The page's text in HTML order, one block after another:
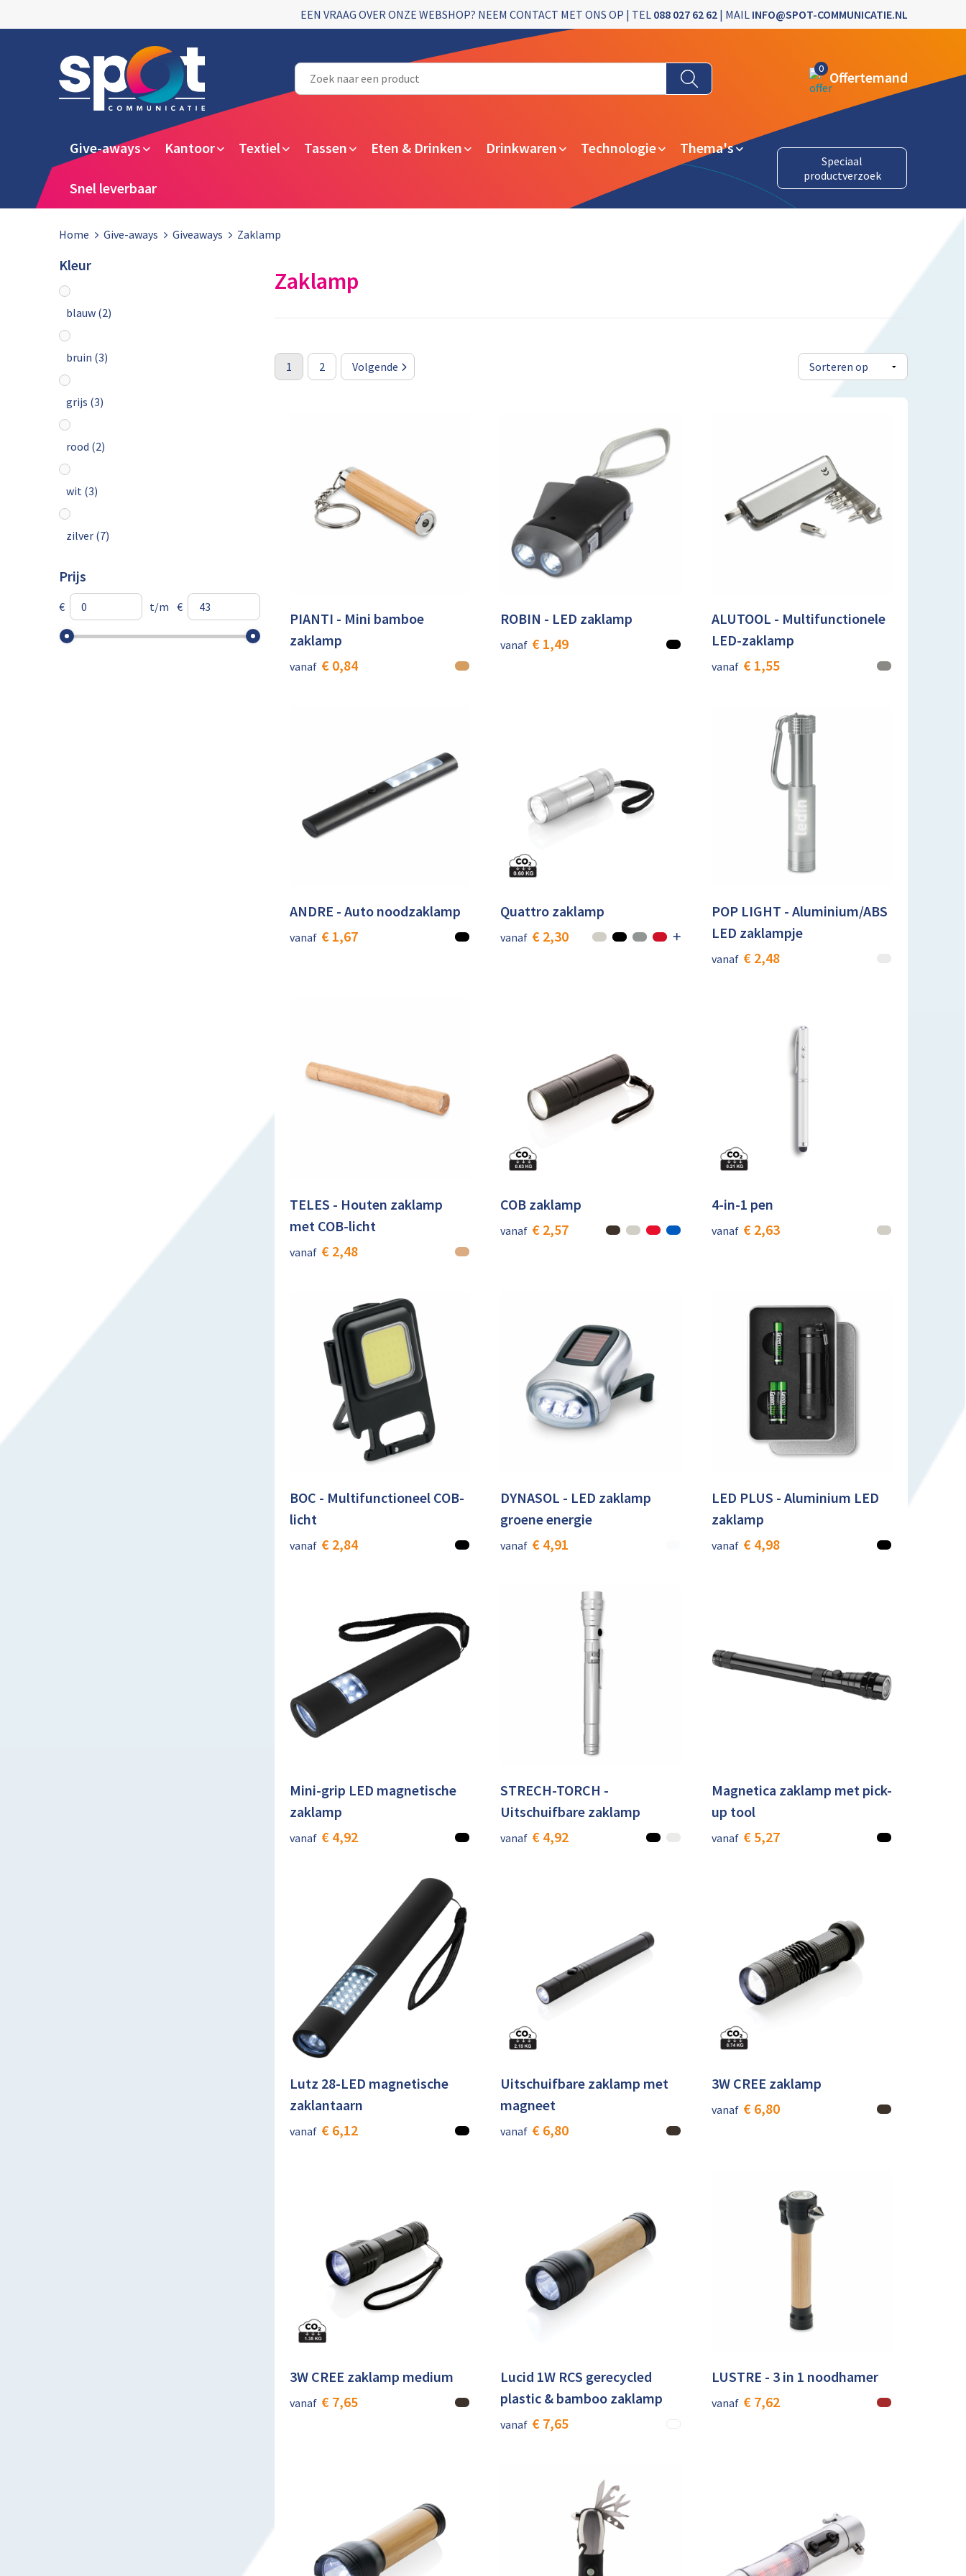
EEN VRAAG OVER ONZE WEBSHOP? NEEM CONTACT MET ONS OP | TEL 088 027 62 62| MAIL INFO@SPOT-COMMUNICATIE.NL
0 Offertemand
Give-aways Kantoor Textiel Tassen Eten & Drinken Drinkwaren Technologie Thema's
Snel leverbaar
Speciaal
productverzoek
Home Give-aways Giveaways Zaklamp
Kleur
blauw (2)
bruin (3)
grijs (3)
rood (2)
wit (3)
zilver (7)
zwart
Prijs
€ t/m €
Zaklamp
1 2 Volgende
PIANTI - Mini bamboe
zaklamp
vanaf € 0,84
ROBIN - LED zaklamp
vanaf € 1,49
ALUTOOL - Multifunctionele
LED-zaklamp
vanaf € 1,55
ANDRE - Auto noodzaklamp
vanaf € 1,67
Quattro zaklamp
vanaf € 2,30
POP LIGHT - Aluminium/ABS
LED zaklampje
vanaf € 2,48
TELES - Houten zaklamp
met COB-licht
vanaf € 2,48
COB zaklamp
vanaf € 2,57
4-in-1 pen
vanaf € 2,63
BOC - Multifunctioneel COB-
licht
vanaf € 2,84
DYNASOL - LED zaklamp
groene energie
vanaf € 4,91
LED PLUS - Aluminium LED
zaklamp
vanaf € 4,98
Mini-grip LED magnetische
zaklamp
vanaf € 4,92
STRECH-TORCH -
Uitschuifbare zaklamp
vanaf € 4,92
Magnetica zaklamp met pick-
up tool
vanaf € 5,27
Lutz 28-LED magnetische
zaklantaarn
vanaf € 6,12
Uitschuifbare zaklamp met
magneet
vanaf € 6,80
3W CREE zaklamp
vanaf € 6,80
3W CREE zaklamp medium
vanaf € 7,65
Lucid 1W RCS gerecycled
plastic & bamboo zaklamp
vanaf € 7,65
LUSTRE - 3 in 1 noodhamer
vanaf € 7,62